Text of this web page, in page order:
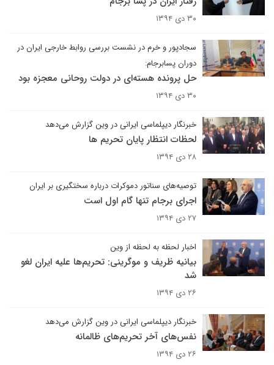
۳۰ دی ۱۳۹۴
سجادپور و خرم در نشست بررسی روابط خارجی ایران در
دوران پسابرجام:
حل پرونده هسته‌ای در دولت روحانی معجزه بود
۳۰ دی ۱۳۹۴
خبرنگار دیپلماسی ایرانی در وین گزارش می‌دهد
لحظات انتظار پایان تحریم ها
۲۸ دی ۱۳۹۴
توصیه‌های سناتور دموکرات درباره سختگیری بر ایران
اجرای برجام تنها گام اول است
۲۷ دی ۱۳۹۴
اخبار لحظه به لحظه از وین
بیانیه ظریف و موگرینی: تحریم‌ها علیه ایران لغو
شد
۲۶ دی ۱۳۹۴
خبرنگار دیپلماسی ایرانی در وین گزارش می‌دهد
نفس‌های آخر تحریم‌های ظالمانه
۲۶ دی ۱۳۹۴